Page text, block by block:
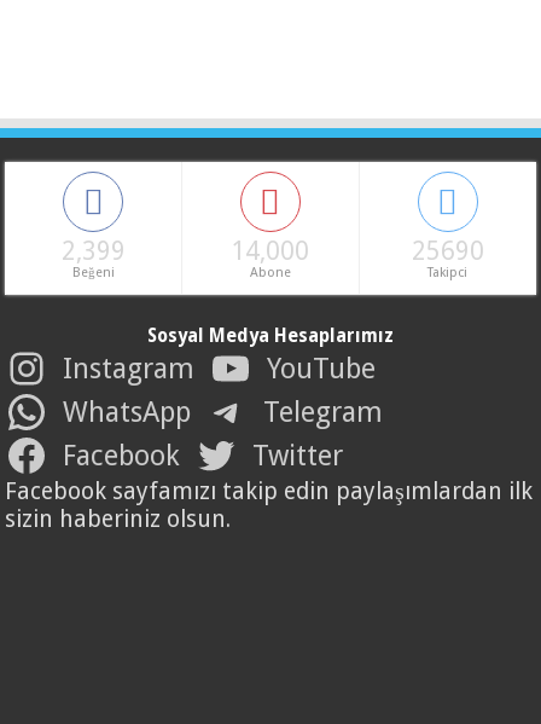
2,399
Beğeni
14,000
Abone
25690
Takipci
Sosyal Medya Hesaplarımız
Instagram
YouTube
WhatsApp
Telegram
Facebook
Twitter
Facebook sayfamızı takip edin paylaşımlardan ilk
sizin haberiniz olsun.